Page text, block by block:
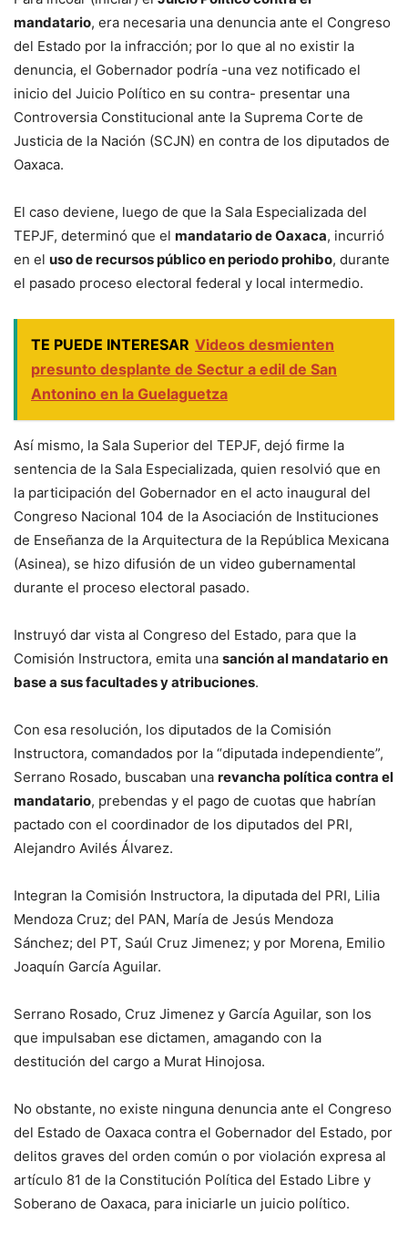
mandatario, era necesaria una denuncia ante el Congreso
del Estado por la infracción; por lo que al no existir la
denuncia, el Gobernador podría -una vez notificado el
inicio del Juicio Político en su contra- presentar una
Controversia Constitucional ante la Suprema Corte de
Justicia de la Nación (SCJN) en contra de los diputados de
Oaxaca.
El caso deviene, luego de que la Sala Especializada del
TEPJF, determinó que el mandatario de Oaxaca, incurrió
en el uso de recursos público en periodo prohibo, durante
el pasado proceso electoral federal y local intermedio.
TE PUEDE INTERESAR Videos desmienten
presunto desplante de Sectur a edil de San
Antonino en la Guelaguetza
Así mismo, la Sala Superior del TEPJF, dejó firme la
sentencia de la Sala Especializada, quien resolvió que en
la participación del Gobernador en el acto inaugural del
Congreso Nacional 104 de la Asociación de Instituciones
de Enseñanza de la Arquitectura de la República Mexicana
(Asinea), se hizo difusión de un video gubernamental
durante el proceso electoral pasado.
Instruyó dar vista al Congreso del Estado, para que la
Comisión Instructora, emita una sanción al mandatario en
base a sus facultades y atribuciones.
Con esa resolución, los diputados de la Comisión
Instructora, comandados por la “diputada independiente”,
Serrano Rosado, buscaban una revancha política contra el
mandatario, prebendas y el pago de cuotas que habrían
pactado con el coordinador de los diputados del PRI,
Alejandro Avilés Álvarez.
Integran la Comisión Instructora, la diputada del PRI, Lilia
Mendoza Cruz; del PAN, María de Jesús Mendoza
Sánchez; del PT, Saúl Cruz Jimenez; y por Morena, Emilio
Joaquín García Aguilar.
Serrano Rosado, Cruz Jimenez y García Aguilar, son los
que impulsaban ese dictamen, amagando con la
destitución del cargo a Murat Hinojosa.
No obstante, no existe ninguna denuncia ante el Congreso
del Estado de Oaxaca contra el Gobernador del Estado, por
delitos graves del orden común o por violación expresa al
artículo 81 de la Constitución Política del Estado Libre y
Soberano de Oaxaca, para iniciarle un juicio político.